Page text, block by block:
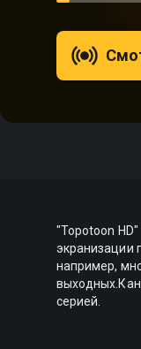
"Topotoon
экранизации
например,
серией.